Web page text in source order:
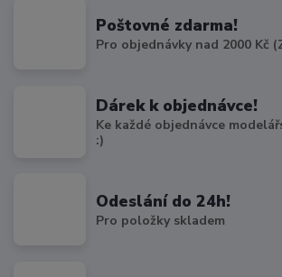
Poštovné zdarma!
Pro objednávky nad 2000 Kč
Dárek k objednávce!
Ke každé objednávce
:)
Odeslání do 24h!
Pro položky skladem